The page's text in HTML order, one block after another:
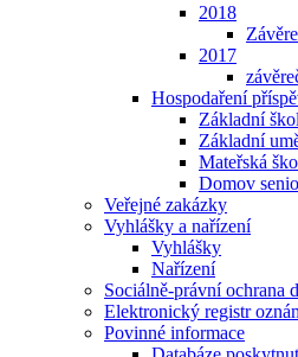
2018
2017
Hospodaření
Základní
Základní
Mateřská
Domov
Veřejné zakázky
Vyhlášky a nařízení
Vyhlášky
Nařízení
Sociálně-právní ochrana
Elektronický registr
Povinné informace